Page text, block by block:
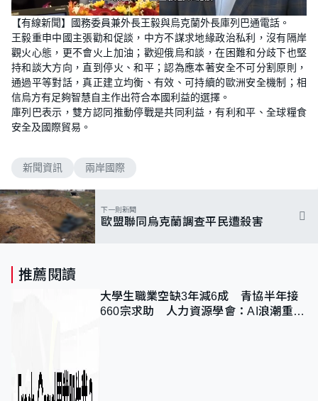
U
n
m
u
t
e
L
o
a
e
d
1
0
0
0
0
%
【有線新聞】國務委員兼外長王毅與烏克蘭外長庫列巴通電話。
王毅重申中國主張勸和促談，中方不謀求地緣政治私利，沒有隔岸
觀火心態，更不會火上加油；歡迎俄烏和談，在困難和分歧下也堅
持和談大方向，直到停火、和平；認為應本著安全不可分割原則，
通過平等對話，真正建立均衡、有效、可持續的歐洲安全機制；相
信烏方有足夠智慧自主作出符合本國利益的選擇。
庫列巴表示，雙方認同推動停戰是共同利益，有利和平、全球糧食
安全及國際貿易。
新聞資訊 兩岸國際
下一則新聞
歐盟聯同烏克蘭調查平民遭殺害
推薦閱讀
大學生職業空缺3年減6成 青協半年接
660宗求助 人力資源學會：AI浪潮重整